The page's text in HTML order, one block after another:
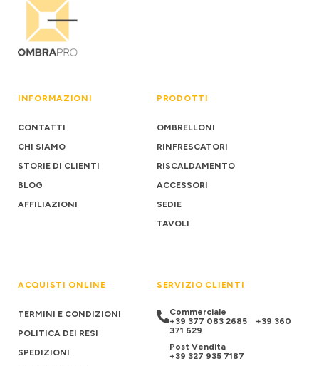
INFORMAZIONI
CONTATTI
CHI SIAMO
STORIE DI CLIENTI
BLOG
AFFILIAZIONI
PRODOTTI
OMBRELLONI
RINFRESCATORI
RISCALDAMENTO
ACCESSORI
SEDIE
TAVOLI
ACQUISTI ONLINE
TERMINI E CONDIZIONI
POLITICA DEI RESI
SPEDIZIONI
SERVIZIO CLIENTI
Commerciale
+39 377 083 2685
+39 360
371 629
Post Vendita
+39 327 935 7187